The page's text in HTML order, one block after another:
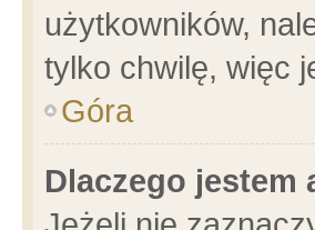
użytkowników,
tylko chwilę, więc
Góra
Dlaczego